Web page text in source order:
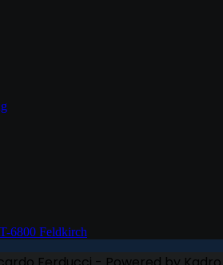
6800 Feldkirch